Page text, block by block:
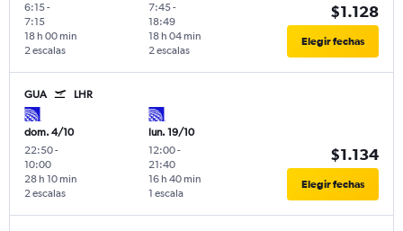
6:15-
7:15
2 escalas
18 h 00 min
7:45-
18:49
2 escalas
18 h 04 min
$1.128
Elegir fechas
GUA LHR
dom. 4/10
22:50-
10:00
2 escalas
28 h 10 min
lun. 19/10
12:00-
21:40
1 escala
16 h 40 min
$1.134
Elegir fechas